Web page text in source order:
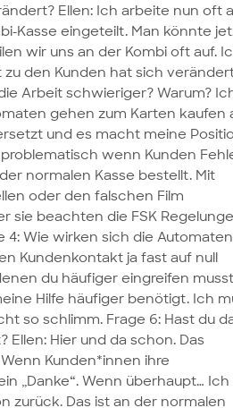
Ellen: Ich arbeite nun oft
Kasse eingeteilt. Man könnte
wir uns an der Kombi oft auf.
den Kunden hat sich
Arbeit schwieriger? Warum?
gehen zum Karten kaufen
und es macht meine
wenn Kunden
normalen Kasse bestellt. Mit
oder den falschen Film
sie beachten die FSK
4: Wie wirken sich die Automaten
Kundenkontakt ja fast auf null
du häufiger eingreifen
Hilfe häufiger benötigt. Ich
so schlimm. Frage 6: Hast du
Hier und da schon. Das
Kunden*innen ihre
„Danke“. Wenn überhaupt… Ich
zurück. Das ist an der normalen